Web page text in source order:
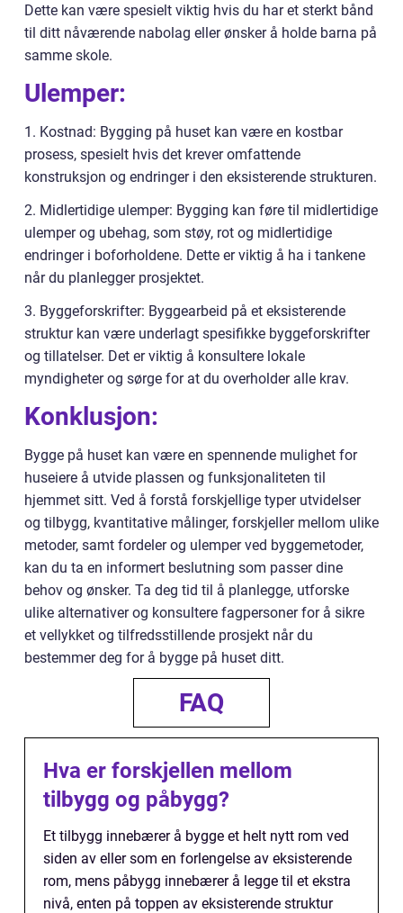
Dette kan være spesielt viktig hvis du har et sterkt bånd
til ditt nåværende nabolag eller ønsker å holde barna på
samme skole.
Ulemper:
1. Kostnad: Bygging på huset kan være en kostbar
prosess, spesielt hvis det krever omfattende
konstruksjon og endringer i den eksisterende strukturen.
2. Midlertidige ulemper: Bygging kan føre til midlertidige
ulemper og ubehag, som støy, rot og midlertidige
endringer i boforholdene. Dette er viktig å ha i tankene
når du planlegger prosjektet.
3. Byggeforskrifter: Byggearbeid på et eksisterende
struktur kan være underlagt spesifikke byggeforskrifter
og tillatelser. Det er viktig å konsultere lokale
myndigheter og sørge for at du overholder alle krav.
Konklusjon:
Bygge på huset kan være en spennende mulighet for
huseiere å utvide plassen og funksjonaliteten til
hjemmet sitt. Ved å forstå forskjellige typer utvidelser
og tilbygg, kvantitative målinger, forskjeller mellom ulike
metoder, samt fordeler og ulemper ved byggemetoder,
kan du ta en informert beslutning som passer dine
behov og ønsker. Ta deg tid til å planlegge, utforske
ulike alternativer og konsultere fagpersoner for å sikre
et vellykket og tilfredsstillende prosjekt når du
bestemmer deg for å bygge på huset ditt.
FAQ
Hva er forskjellen mellom
tilbygg og påbygg?
Et tilbygg innebærer å bygge et helt nytt rom ved
siden av eller som en forlengelse av eksisterende
rom, mens påbygg innebærer å legge til et ekstra
nivå, enten på toppen av eksisterende struktur